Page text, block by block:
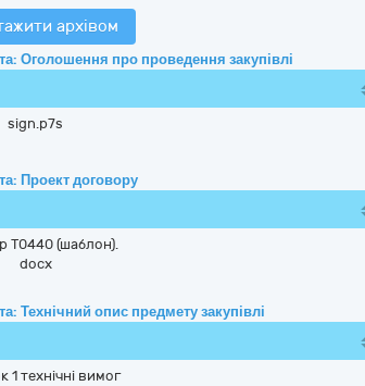
архівом
Оголошення про проведення закупівлі
sign.p7s
Проект договору
Т0440 (шаблон).
docx
Технічний опис предмету закупівлі
1 технічні вимог